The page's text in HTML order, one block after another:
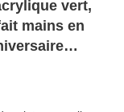
vert,
mains en